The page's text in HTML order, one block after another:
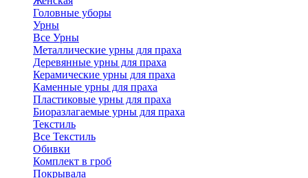
Головные уборы
Урны
Все Урны
Металлические урны для праха
Деревянные урны для праха
Керамические урны для праха
Каменные урны для праха
Пластиковые урны для праха
Биоразлагаемые урны для праха
Текстиль
Все Текстиль
Обивки
Комплект в гроб
Покрывала